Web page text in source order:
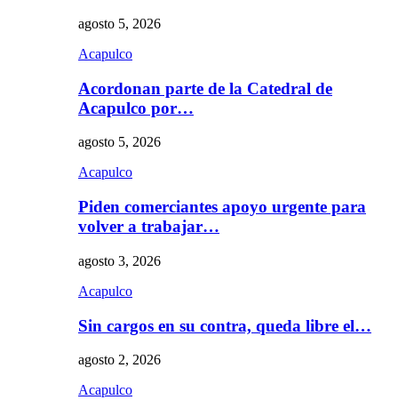
agosto 5, 2026
Acapulco
Acordonan parte de la Catedral de
Acapulco por…
agosto 5, 2026
Acapulco
Piden comerciantes apoyo urgente para
volver a trabajar…
agosto 3, 2026
Acapulco
Sin cargos en su contra, queda libre el…
agosto 2, 2026
Acapulco